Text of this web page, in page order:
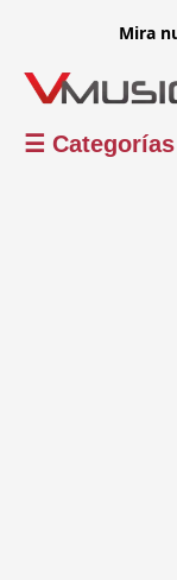
Mira
☰ Categorías